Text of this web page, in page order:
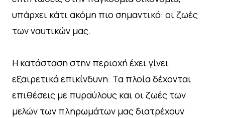
υπάρχει κάτι ακόμη πιο σημαντικό: οι ζωές
των ναυτικών μας.
Η κατάσταση στην περιοχή έχει γίνει
εξαιρετικά επικίνδυνη. Τα πλοία δέχονται
επιθέσεις με πυραύλους και οι ζωές των
μελών των πληρωμάτων μας διατρέχουν